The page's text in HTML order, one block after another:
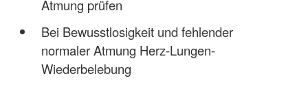
Atmung prüfen
Bei Bewusstlosigkeit und fehlender
normaler Atmung Herz-Lungen-
Wiederbelebung